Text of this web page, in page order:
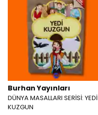
Burhan Yayınları
DÜNYA MASALLARI SERİSİ: YEDİ
KUZGUN